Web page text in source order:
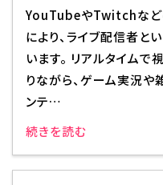
就職・キャリア
入学情報
在学生の活躍
イベント
YouTubeやTwitchなど
により、ライブ配信者と
います。 リアルタイムで
りながら、ゲーム実況や
ンテ…
続きを読む